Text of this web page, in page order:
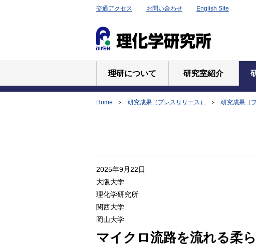
交通アクセス お問い合わせ English Site
理研について 研究室紹介
Home 研究成果（プレスリリース） 研究成果（
2025年9月22日
大阪大学
理化学研究所
関西大学
岡山大学
マイクロ流路を流れる柔